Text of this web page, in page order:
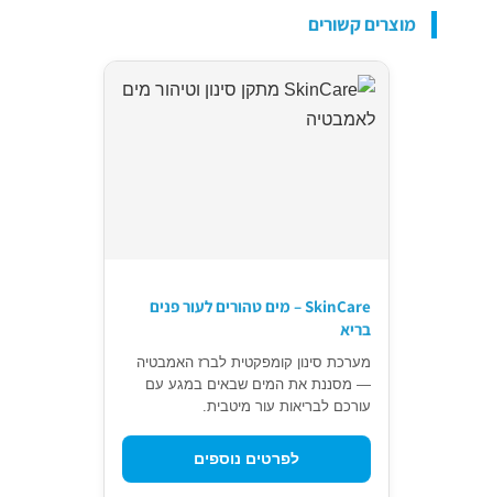
מוצרים קשורים
SkinCare – מים טהורים לעור פנים
בריא
מערכת סינון קומפקטית לברז האמבטיה
— מסננת את המים שבאים במגע עם
עורכם לבריאות עור מיטבית.
לפרטים נוספים